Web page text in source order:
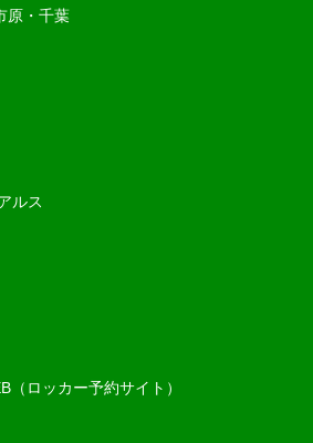
原・千葉
ルス
（ロッカー予約サイト）